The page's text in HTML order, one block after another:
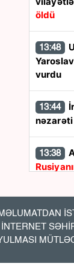
öldü
13:48
vurdu
13:44
13:38
13:30
Prezidentdən Bəxtiyar